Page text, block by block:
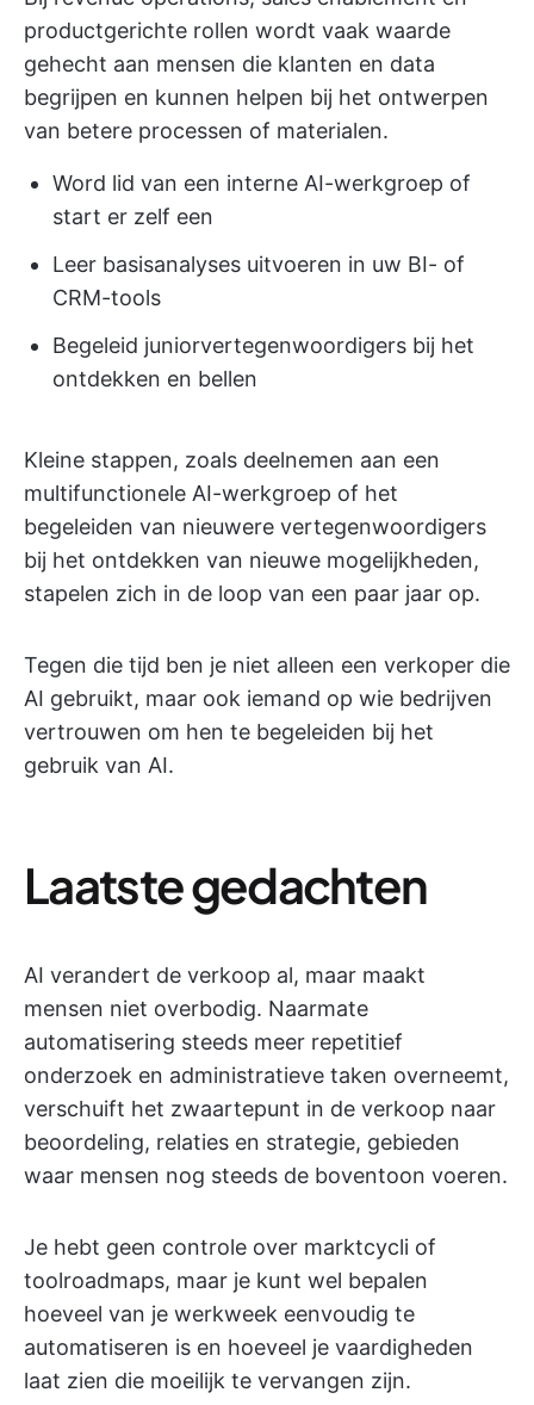
productgerichte rollen wordt vaak waarde
gehecht aan mensen die klanten en data
begrijpen en kunnen helpen bij het ontwerpen
van betere processen of materialen.
Word lid van een interne AI-werkgroep of
start er zelf een
Leer basisanalyses uitvoeren in uw BI- of
CRM-tools
Begeleid juniorvertegenwoordigers bij het
ontdekken en bellen
Kleine stappen, zoals deelnemen aan een
multifunctionele AI-werkgroep of het
begeleiden van nieuwere vertegenwoordigers
bij het ontdekken van nieuwe mogelijkheden,
stapelen zich in de loop van een paar jaar op.
Tegen die tijd ben je niet alleen een verkoper die
AI gebruikt, maar ook iemand op wie bedrijven
vertrouwen om hen te begeleiden bij het
gebruik van AI.
Laatste gedachten
AI verandert de verkoop al, maar maakt
mensen niet overbodig. Naarmate
automatisering steeds meer repetitief
onderzoek en administratieve taken overneemt,
verschuift het zwaartepunt in de verkoop naar
beoordeling, relaties en strategie, gebieden
waar mensen nog steeds de boventoon voeren.
Je hebt geen controle over marktcycli of
toolroadmaps, maar je kunt wel bepalen
hoeveel van je werkweek eenvoudig te
automatiseren is en hoeveel je vaardigheden
laat zien die moeilijk te vervangen zijn.